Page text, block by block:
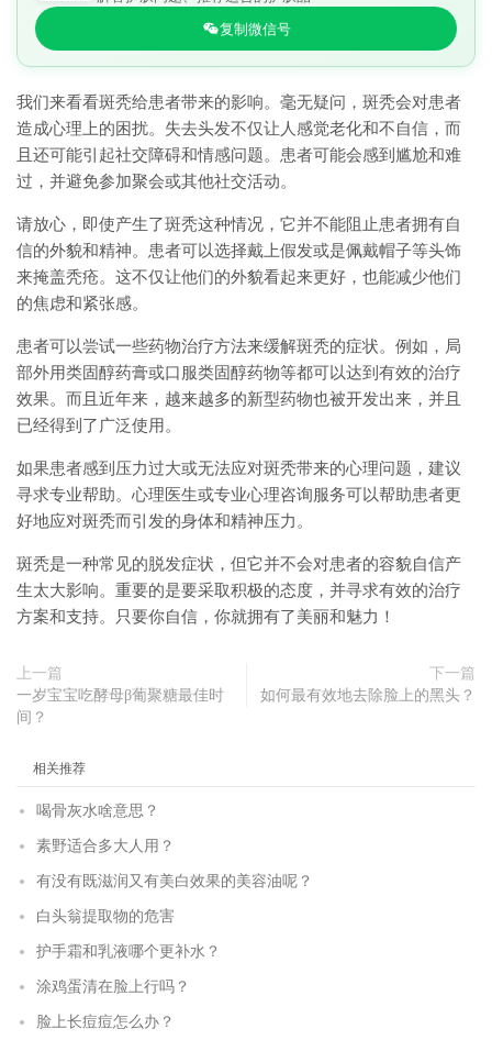
复制微信号
我们来看看斑秃给患者带来的影响。毫无疑问，斑秃会对患者
造成心理上的困扰。失去头发不仅让人感觉老化和不自信，而
且还可能引起社交障碍和情感问题。患者可能会感到尴尬和难
过，并避免参加聚会或其他社交活动。
请放心，即使产生了斑秃这种情况，它并不能阻止患者拥有自
信的外貌和精神。患者可以选择戴上假发或是佩戴帽子等头饰
来掩盖秃疮。这不仅让他们的外貌看起来更好，也能减少他们
的焦虑和紧张感。
患者可以尝试一些药物治疗方法来缓解斑秃的症状。例如，局
部外用类固醇药膏或口服类固醇药物等都可以达到有效的治疗
效果。而且近年来，越来越多的新型药物也被开发出来，并且
已经得到了广泛使用。
如果患者感到压力过大或无法应对斑秃带来的心理问题，建议
寻求专业帮助。心理医生或专业心理咨询服务可以帮助患者更
好地应对斑秃而引发的身体和精神压力。
斑秃是一种常见的脱发症状，但它并不会对患者的容貌自信产
生太大影响。重要的是要采取积极的态度，并寻求有效的治疗
方案和支持。只要你自信，你就拥有了美丽和魅力！
上一篇
一岁宝宝吃酵母β葡聚糖最佳时
间？
下一篇
如何最有效地去除脸上的黑头？
相关推荐
喝骨灰水啥意思？
素野适合多大人用？
有没有既滋润又有美白效果的美容油呢？
白头翁提取物的危害
护手霜和乳液哪个更补水？
涂鸡蛋清在脸上行吗？
脸上长痘痘怎么办？